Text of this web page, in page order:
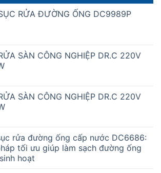
RỬA ĐƯỜNG ỐNG DC9989P
SÀN CÔNG NGHIỆP DR.C 220V
SÀN CÔNG NGHIỆP DR.C 220V
rửa đường ống cấp nước DC6686:
tối ưu giúp làm sạch đường ống
hoạt